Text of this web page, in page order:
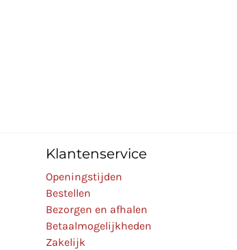
Klantenservice
Openingstijden
Bestellen
Bezorgen en afhalen
Betaalmogelijkheden
Zakelijk